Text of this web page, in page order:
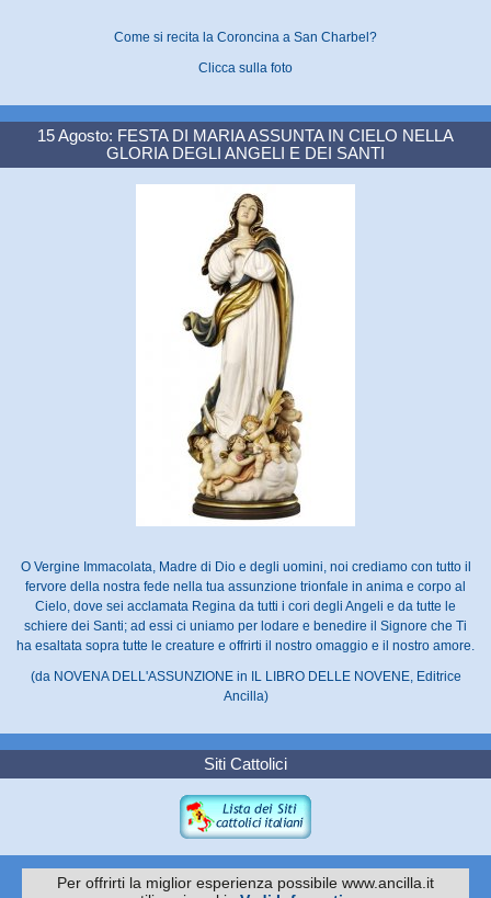
Come si recita la Coroncina a San Charbel?
Clicca sulla foto
15 Agosto: FESTA DI MARIA ASSUNTA IN CIELO NELLA
GLORIA DEGLI ANGELI E DEI SANTI
O Vergine Immacolata, Madre di Dio e degli uomini, noi crediamo con tutto il
fervore della nostra fede nella tua assunzione trionfale in anima e corpo al
Cielo, dove sei acclamata Regina da tutti i cori degli Angeli e da tutte le
schiere dei Santi; ad essi ci uniamo per lodare e benedire il Signore che Ti
ha esaltata sopra tutte le creature e offrirti il nostro omaggio e il nostro amore.
(da NOVENA DELL'ASSUNZIONE in IL LIBRO DELLE NOVENE, Editrice
Ancilla)
Siti Cattolici
Per offrirti la miglior esperienza possibile www.ancilla.it